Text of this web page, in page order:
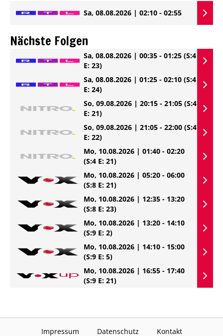
Sa, 08.08.2026 | 02:10 - 02:55
Nächste Folgen
Sa, 08.08.2026 | 00:35 - 01:25 (S:4
E: 23)
Sa, 08.08.2026 | 01:25 - 02:10 (S:4
E: 24)
So, 09.08.2026 | 20:15 - 21:05 (S:4
E: 21)
So, 09.08.2026 | 21:05 - 22:00 (S:4
E: 22)
Mo, 10.08.2026 | 01:40 - 02:20
(S:4 E: 21)
Mo, 10.08.2026 | 05:20 - 06:00
(S:8 E: 21)
Mo, 10.08.2026 | 12:35 - 13:20
(S:8 E: 23)
Mo, 10.08.2026 | 13:20 - 14:10
(S:9 E: 2)
Mo, 10.08.2026 | 14:10 - 15:00
(S:9 E: 5)
Mo, 10.08.2026 | 16:55 - 17:40
(S:9 E: 21)
Impressum Datenschutz Kontakt